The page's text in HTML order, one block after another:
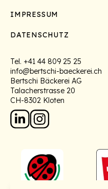
IMPRESSUM
DATENSCHUTZ
Tel. +41 44 809 25 25
info@bertschi-baeckerei.ch
Bertschi Bäckerei AG
Talacherstrasse 20
CH-8302 Kloten